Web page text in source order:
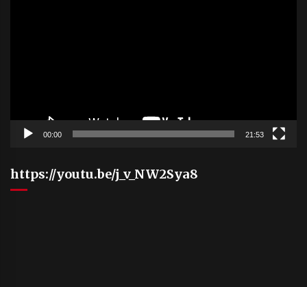
00:00 21:53
https://youtu.be/j_v_NW2Sya8